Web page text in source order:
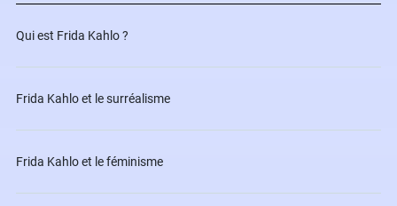
Qui est Frida Kahlo ?
Frida Kahlo et le surréalisme
Frida Kahlo et le féminisme